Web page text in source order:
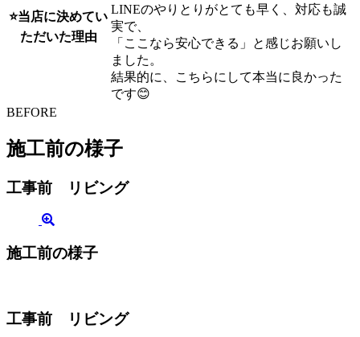
⭐当店に決めてい
ただいた理由
LINEのやりとりがとても早く、対応も誠
実で、
「ここなら安心できる」と感じお願いし
ました。
結果的に、こちらにして本当に良かった
です😊
BEFORE
施工前の様子
工事前 リビング
施工前の様子
工事前 リビング